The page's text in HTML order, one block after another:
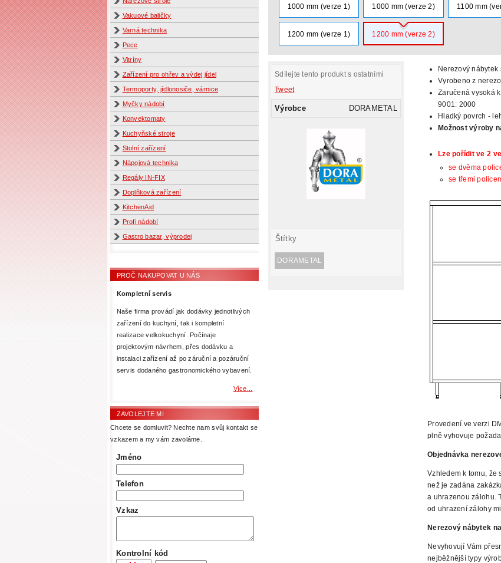
Vakuové baličky
Varná technika
Pece
Vitríny
Zařízení pro ohřev a výdej jídel
Termoporty, jídlonosiče, várnice
Myčky nádobí
Konvektomaty
Kuchyňské stroje
Stolní zařízení
Nápojová technika
Regály IN-FIX
Doplňková zařízení
KitchenAid
Profi nádobí
Gastro bazar, výprodej
PROČ NAKUPOVAT U NÁS
Kompletní servis
Naše firma provádí jak dodávky jednotlivých
zařízení do kuchyní, tak i kompletní
realizace velkokuchyní. Počínaje
projektovým návrhem, přes dodávku a
instalaci zařízení až po záruční a pozáruční
servis dodaného gastronomického vybavení.
Více...
ZAVOLEJTE MI
Chcete se domluvit? Nechte nam svůj kontakt se
vzkazem a my vám zavoláme.
Jméno
Telefon
Vzkaz
Kontrolní kód
1000 mm (verze 1) 1000 mm (verze 2) 1100 mm
1200 mm (verze 1) 1200 mm (verze 2)
Sdílejte tento produkt s ostatními
Tweet
Výrobce DORAMETAL
Štítky
DORAMETAL
Nerezový nábytek
Vyrobeno z
Zaručená vysoká
9001: 2000
Hladký povrch -
Možnostvýroby
Lze poříditve 2
se dvěma
se třemi
Provedení ve verzi
plně vyhovuje
Objednávka
Vzhledem k tomu, že
než je zadána
a uhrazenou zálohu.
od uhrazení zálohy
Nerezový nábytek
Nevyhovují Vám
nejběžnější typy